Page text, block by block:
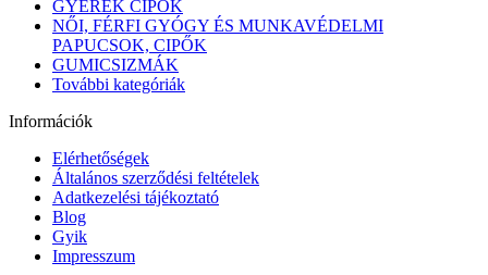
GYEREK CIPŐK
NŐI, FÉRFI GYÓGY ÉS MUNKAVÉDELMI
PAPUCSOK, CIPŐK
GUMICSIZMÁK
További kategóriák
Információk
Elérhetőségek
Általános szerződési feltételek
Adatkezelési tájékoztató
Blog
Gyik
Impresszum